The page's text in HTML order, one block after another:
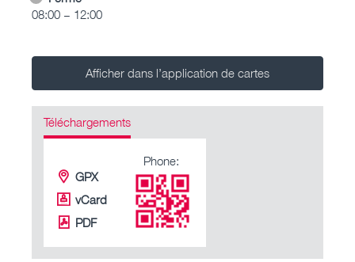
08:00 – 12:00
Afficher dans l’application de cartes
Téléchargements
GPX
vCard
PDF
Phone: